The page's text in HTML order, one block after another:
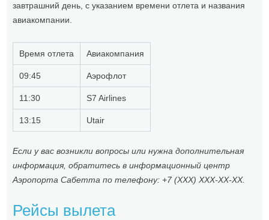
завтрашний день, с указанием времени отлета и названия
авиакомпании.
Время отлета Авиакомпания
09:45 Аэрофлот
11:30 S7 Airlines
13:15 Utair
Если у вас возникли вопросы или нужна дополнительная
информация, обратитесь в информационный центр
Аэропорта Сабетта по телефону: +7 (XXX) XXX-XX-XX.
Рейсы вылета